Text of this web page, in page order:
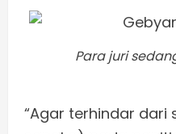
Para juri
“Agar terhindar dari